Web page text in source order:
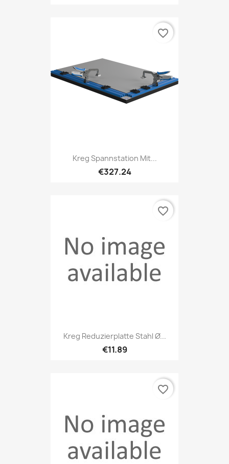
Kreg Spannstation Mit...
€327.24
favorite_border
Kreg Reduzierplatte Stahl Ø...
€11.89
favorite_border
favorite_border